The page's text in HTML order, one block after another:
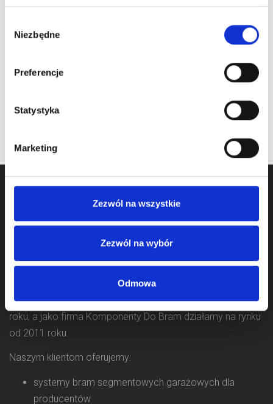
zgody
Niezbędne
Preferencje
Statystyka
Marketing
Zezwól na wszystkie
Zezwól na wybór
Odmowa
Zajmujemy się sprzedażą komponentów do bram od 2009
roku, a jako firma Komponenty Do Bram działamy na rynku
od 2011 roku.
Naszym klientom oferujemy:
systemy bram segmentowych garażowych dla
producentów